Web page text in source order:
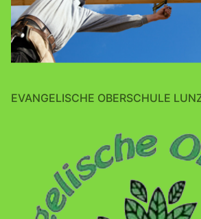
EVANGELISCHE OBERSCHULE